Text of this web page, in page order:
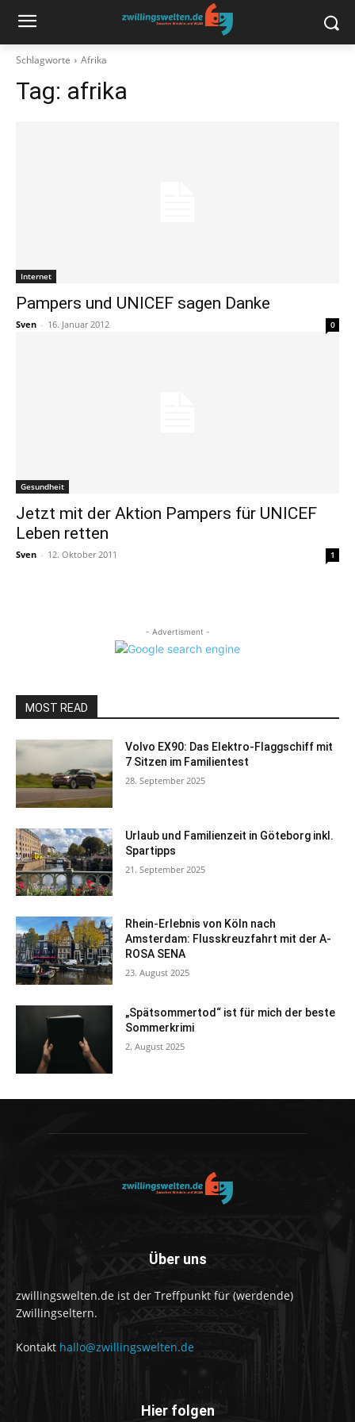
Schlagworte Afrika
Tag: afrika
Internet
Pampers und UNICEF sagen Danke
Sven - 16. Januar 2012 0
Gesundheit
Jetzt mit der Aktion Pampers für UNICEF
Leben retten
Sven - 12. Oktober 2011 1
- Advertisment -
MOST READ
Volvo EX90: Das Elektro-Flaggschiff mit
7 Sitzen im Familientest
28. September 2025
Urlaub und Familienzeit in Göteborg inkl.
Spartipps
21. September 2025
Rhein-Erlebnis von Köln nach
Amsterdam: Flusskreuzfahrt mit der A-
ROSA SENA
23. August 2025
„Spätsommertod“ ist für mich der beste
Sommerkrimi
2. August 2025
Über uns
zwillingswelten.de ist der Treffpunkt für (werdende)
Zwillingseltern.
Kontakt hallo@zwillingswelten.de
Hier folgen